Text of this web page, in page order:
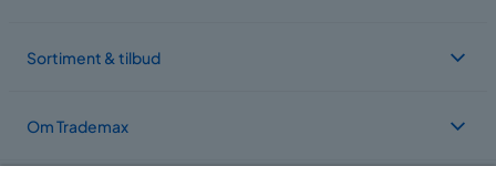
Sortiment & tilbud
Om Trademax